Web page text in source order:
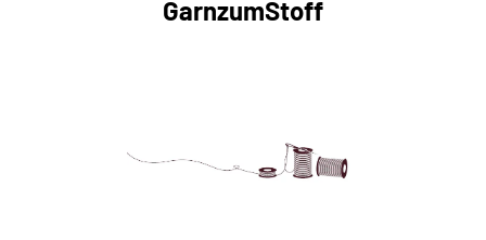
GarnzumStoff